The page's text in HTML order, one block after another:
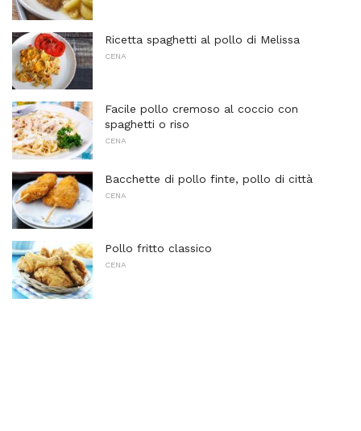
Ricetta spaghetti al pollo di Melissa
CENA
Facile pollo cremoso al coccio con
spaghetti o riso
CENA
Bacchette di pollo finte, pollo di città
CENA
Pollo fritto classico
CENA